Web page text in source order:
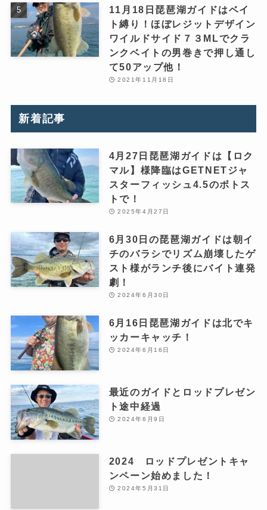
11月18日琵琶湖ガイドはベイ
ト縛り！ほぼレジットデザイン
ワイルドサイド７３MLでクラ
ンクベイトの男巻きで押し通し
て50アップ他！
2021年11月18日
新着記事
4月27日琵琶湖ガイドは【ロク
マル】様降臨はGETNETジャ
スターフィッシュ4.5のボトス
トで！
2025年4月27日
6月30日の琵琶湖ガイドは朝イ
チのバラシでリズム崩壊したゲ
スト様がランチ後にバイト連発
劇！
2024年6月30日
6月16日琵琶湖ガイドは北でキ
ッカーキャッチ！
2024年6月16日
最近のガイドとロッドプレゼン
ト途中経過
2024年6月9日
2024 ロッドプレゼントキャ
ンペーン始めました！
2024年5月31日